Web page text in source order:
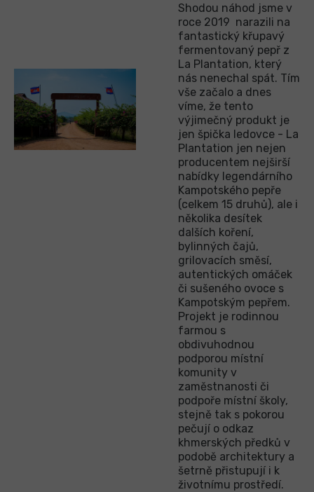
Shodou náhod jsme v
roce 2019 narazili na
fantastický křupavý
fermentovaný pepř z
La Plantation, který
nás nenechal spát. Tím
vše začalo a dnes
víme, že tento
výjimečný produkt je
jen špička ledovce - La
Plantation jen nejen
producentem nejširší
nabídky legendárního
Kampotského pepře
(celkem 15 druhů), ale i
několika desítek
dalších koření,
bylinných čajů,
grilovacích směsí,
autentických omáček
či sušeného ovoce s
Kampotským pepřem.
Projekt je rodinnou
farmou s
obdivuhodnou
podporou místní
komunity v
zaměstnanosti či
podpoře místní školy,
stejně tak s pokorou
pečují o odkaz
khmerských předků v
podobě architektury a
šetrně přistupují i k
životnímu prostředí.